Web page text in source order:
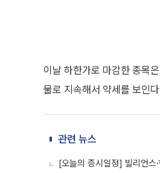
이날 하한가로 마감한 종목
물로 지속해서 약세를 보인
관련 뉴스
[오늘의 증시일정] 빌리언스